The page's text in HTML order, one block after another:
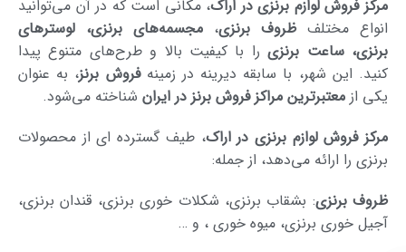
مرکز فروش لوازم برنزی در اراک، مکانی است که در آن می‌توانید
انواع مختلفظروف برنزی، مجسمه‌های برنزی، لوسترهای
برنزی، ساعت برنزیرا با کیفیت بالا و طرح‌های متنوع پیدا
کنید. این شهر، با سابقه دیرینه در زمینهفروش برنز، به عنوان
یکی از معتبرترین مراکز فروش برنز در ایران شناخته می‌شود.
مرکز فروش لوازم برنزی در اراک، طیف گسترده ای از محصولات
برنزی را ارائه می‌دهد، از جمله:
ظروف برنزی: بشقاب برنزی، شکلات خوری برنزی، قندان برنزی،
آجیل خوری برنزی، میوه خوری ، و …